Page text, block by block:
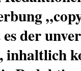
der
inhaltlich